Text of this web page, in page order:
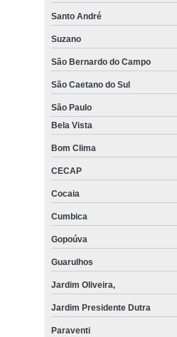
Santo André
Suzano
São Bernardo do Campo
São Caetano do Sul
São Paulo
Bela Vista
Bom Clima
CECAP
Cocaia
Cumbica
Gopoúva
Guarulhos
Jardim Oliveira,
Jardim Presidente Dutra
Paraventi